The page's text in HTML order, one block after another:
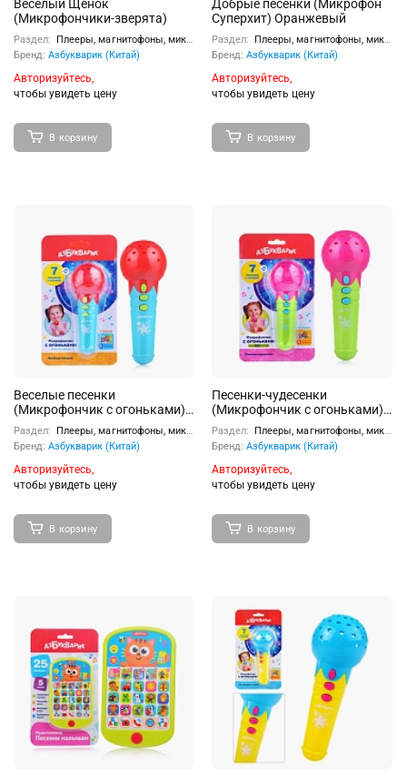
Веселый Щенок
(Микрофончики-зверята)
Раздел:
Плееры, магнитофоны, микрофоны
Бренд: Азбукварик (Китай)
Авторизуйтесь,
чтобы увидеть цену
В корзину
Добрые песенки (Микрофон
Суперхит) Оранжевый
Раздел:
Плееры, магнитофоны, микрофоны
Бренд: Азбукварик (Китай)
Авторизуйтесь,
чтобы увидеть цену
В корзину
Веселые песенки
(Микрофончик с огоньками)
Красный
Раздел:
Плееры, магнитофоны, микрофоны
Бренд: Азбукварик (Китай)
Авторизуйтесь,
чтобы увидеть цену
В корзину
Песенки-чудесенки
(Микрофончик с огоньками)
Розовый
Раздел:
Плееры, магнитофоны, микрофоны
Бренд: Азбукварик (Китай)
Авторизуйтесь,
чтобы увидеть цену
В корзину